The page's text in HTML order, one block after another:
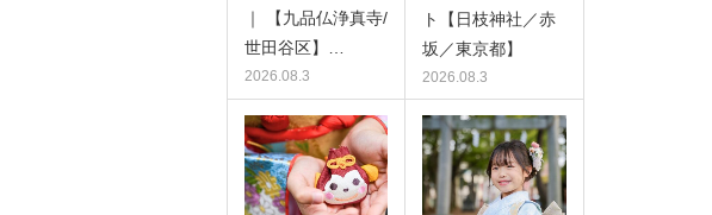
｜ 【九品仏浄真寺/
世田谷区】…
2026.08.3
ト【日枝神社／赤
坂／東京都】
2026.08.3